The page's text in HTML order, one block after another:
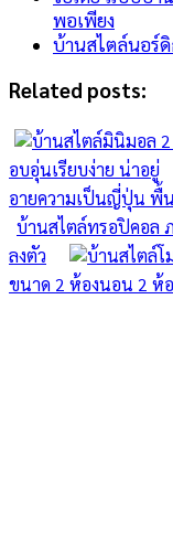
พอเพียง
บ้านสไตล์นอร์ดิ
Related posts:
อบอุ่นเรียบง่าย น่าอยู่
อายความเป็นญี่ปุ่น พื้
บ้านสไตล์ทรอปิคอล
ลงตัว
ขนาด 2 ห้องนอน 2 ห้